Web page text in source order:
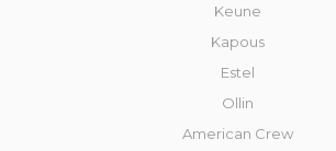
Keune
Kapous
Estel
Ollin
American Crew